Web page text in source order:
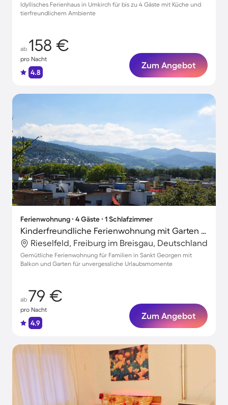
Idyllisches Ferienhaus in Umkirch für bis zu 4 Gäste mit Küche und
tierfreundlichem Ambiente
ab 158 €
pro Nacht
4.8
Zum Angebot
Ferienwohnung ∙ 4 Gäste ∙ 1 Schlafzimmer
Kinderfreundliche Ferienwohnung mit Garten | Stadtblick
Rieselfeld, Freiburg im Breisgau, Deutschland
Gemütliche Ferienwohnung für Familien in Sankt Georgen mit
Balkon und Garten für unvergessliche Urlaubsmomente
ab 79 €
pro Nacht
4.9
Zum Angebot